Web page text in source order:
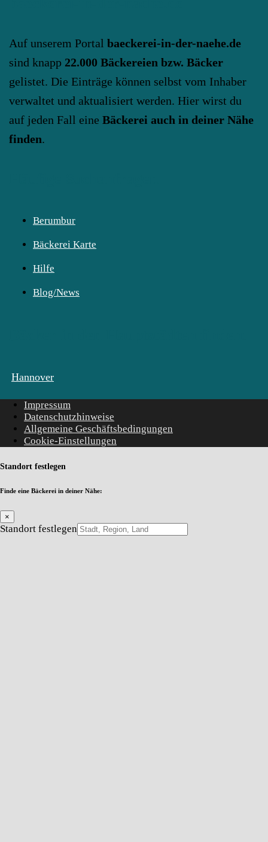
Auf unserem Portal baeckerei-in-der-naehe.de
sind knapp 22.000 Bäckereien bzw. Bäcker
gelistet. Die Einträge können selbst vom Inhaber
verwaltet und aktualisiert werden. Hier wirst du
auf jeden Fall eine Bäckerei auch in deiner Nähe
finden.
Berumbur
Bäckerei Karte
Hilfe
Blog/News
Hannover
Impressum
Datenschutzhinweise
Allgemeine Geschäftsbedingungen
Cookie-Einstellungen
Standort festlegen
Finde eine Bäckerei in deiner Nähe:
×
Standort festlegen